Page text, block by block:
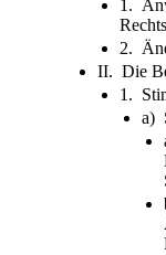
1.
2.
II. Die
1.
a)